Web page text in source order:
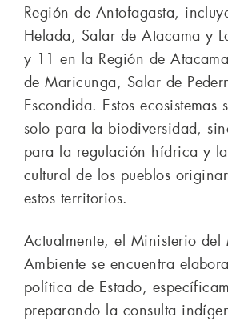
Región de Antofagasta,
Helada, Salar de Atacama y
y 11 en la Región de
de Maricunga, Salar de
Escondida. Estos ecosistemas
solo para la biodiversidad,
para la regulación hídrica y
cultural de los pueblos
estos territorios.
Actualmente, el Ministerio del
Ambiente se encuentra
política de Estado,
preparando la consulta